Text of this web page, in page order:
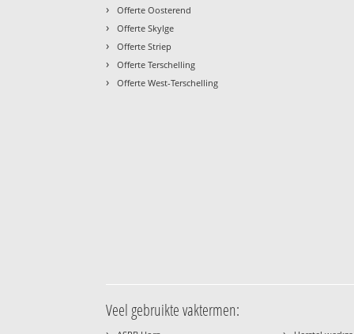
› Offerte Oosterend
› Offerte Skylge
› Offerte Striep
› Offerte Terschelling
› Offerte West-Terschelling
Veel gebruikte vaktermen: